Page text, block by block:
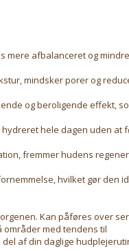
mere afbalanceret og mindre
mindsker porer og
og beroligende effekt,
hele dagen uden at
fremmer hudens
hvilket gør den
Kan påføres over
områder med tendens til
af din daglige